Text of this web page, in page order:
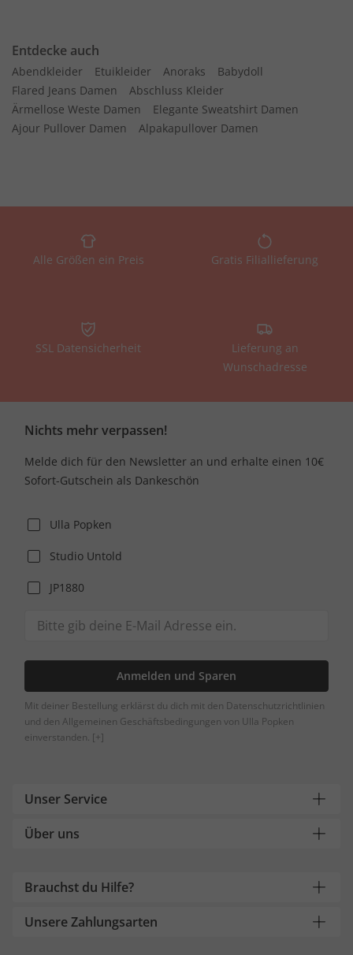
Entdecke auch
Abendkleider Etuikleider Anoraks
Babydoll
Flared Jeans Damen
Abschluss Kleider
Ärmellose Weste Damen
Elegante Sweatshirt Damen
Ajour Pullover Damen
Alpakapullover Damen
Alle Größen ein Preis Gratis Filiallieferung
SSL Datensicherheit
Lieferung an
Wunschadresse
Nichts mehr verpassen!
Melde dich für den Newsletter an und erhalte einen 10€
Sofort-Gutschein als Dankeschön
Ulla Popken
Studio Untold
JP1880
Anmelden und Sparen
Mit deiner Bestellung erklärst du dich mit den Datenschutzrichtlinien
und den Allgemeinen Geschäftsbedingungen von Ulla Popken
einverstanden. [+]
Unser Service
Über uns
Brauchst du Hilfe?
Unsere Zahlungsarten